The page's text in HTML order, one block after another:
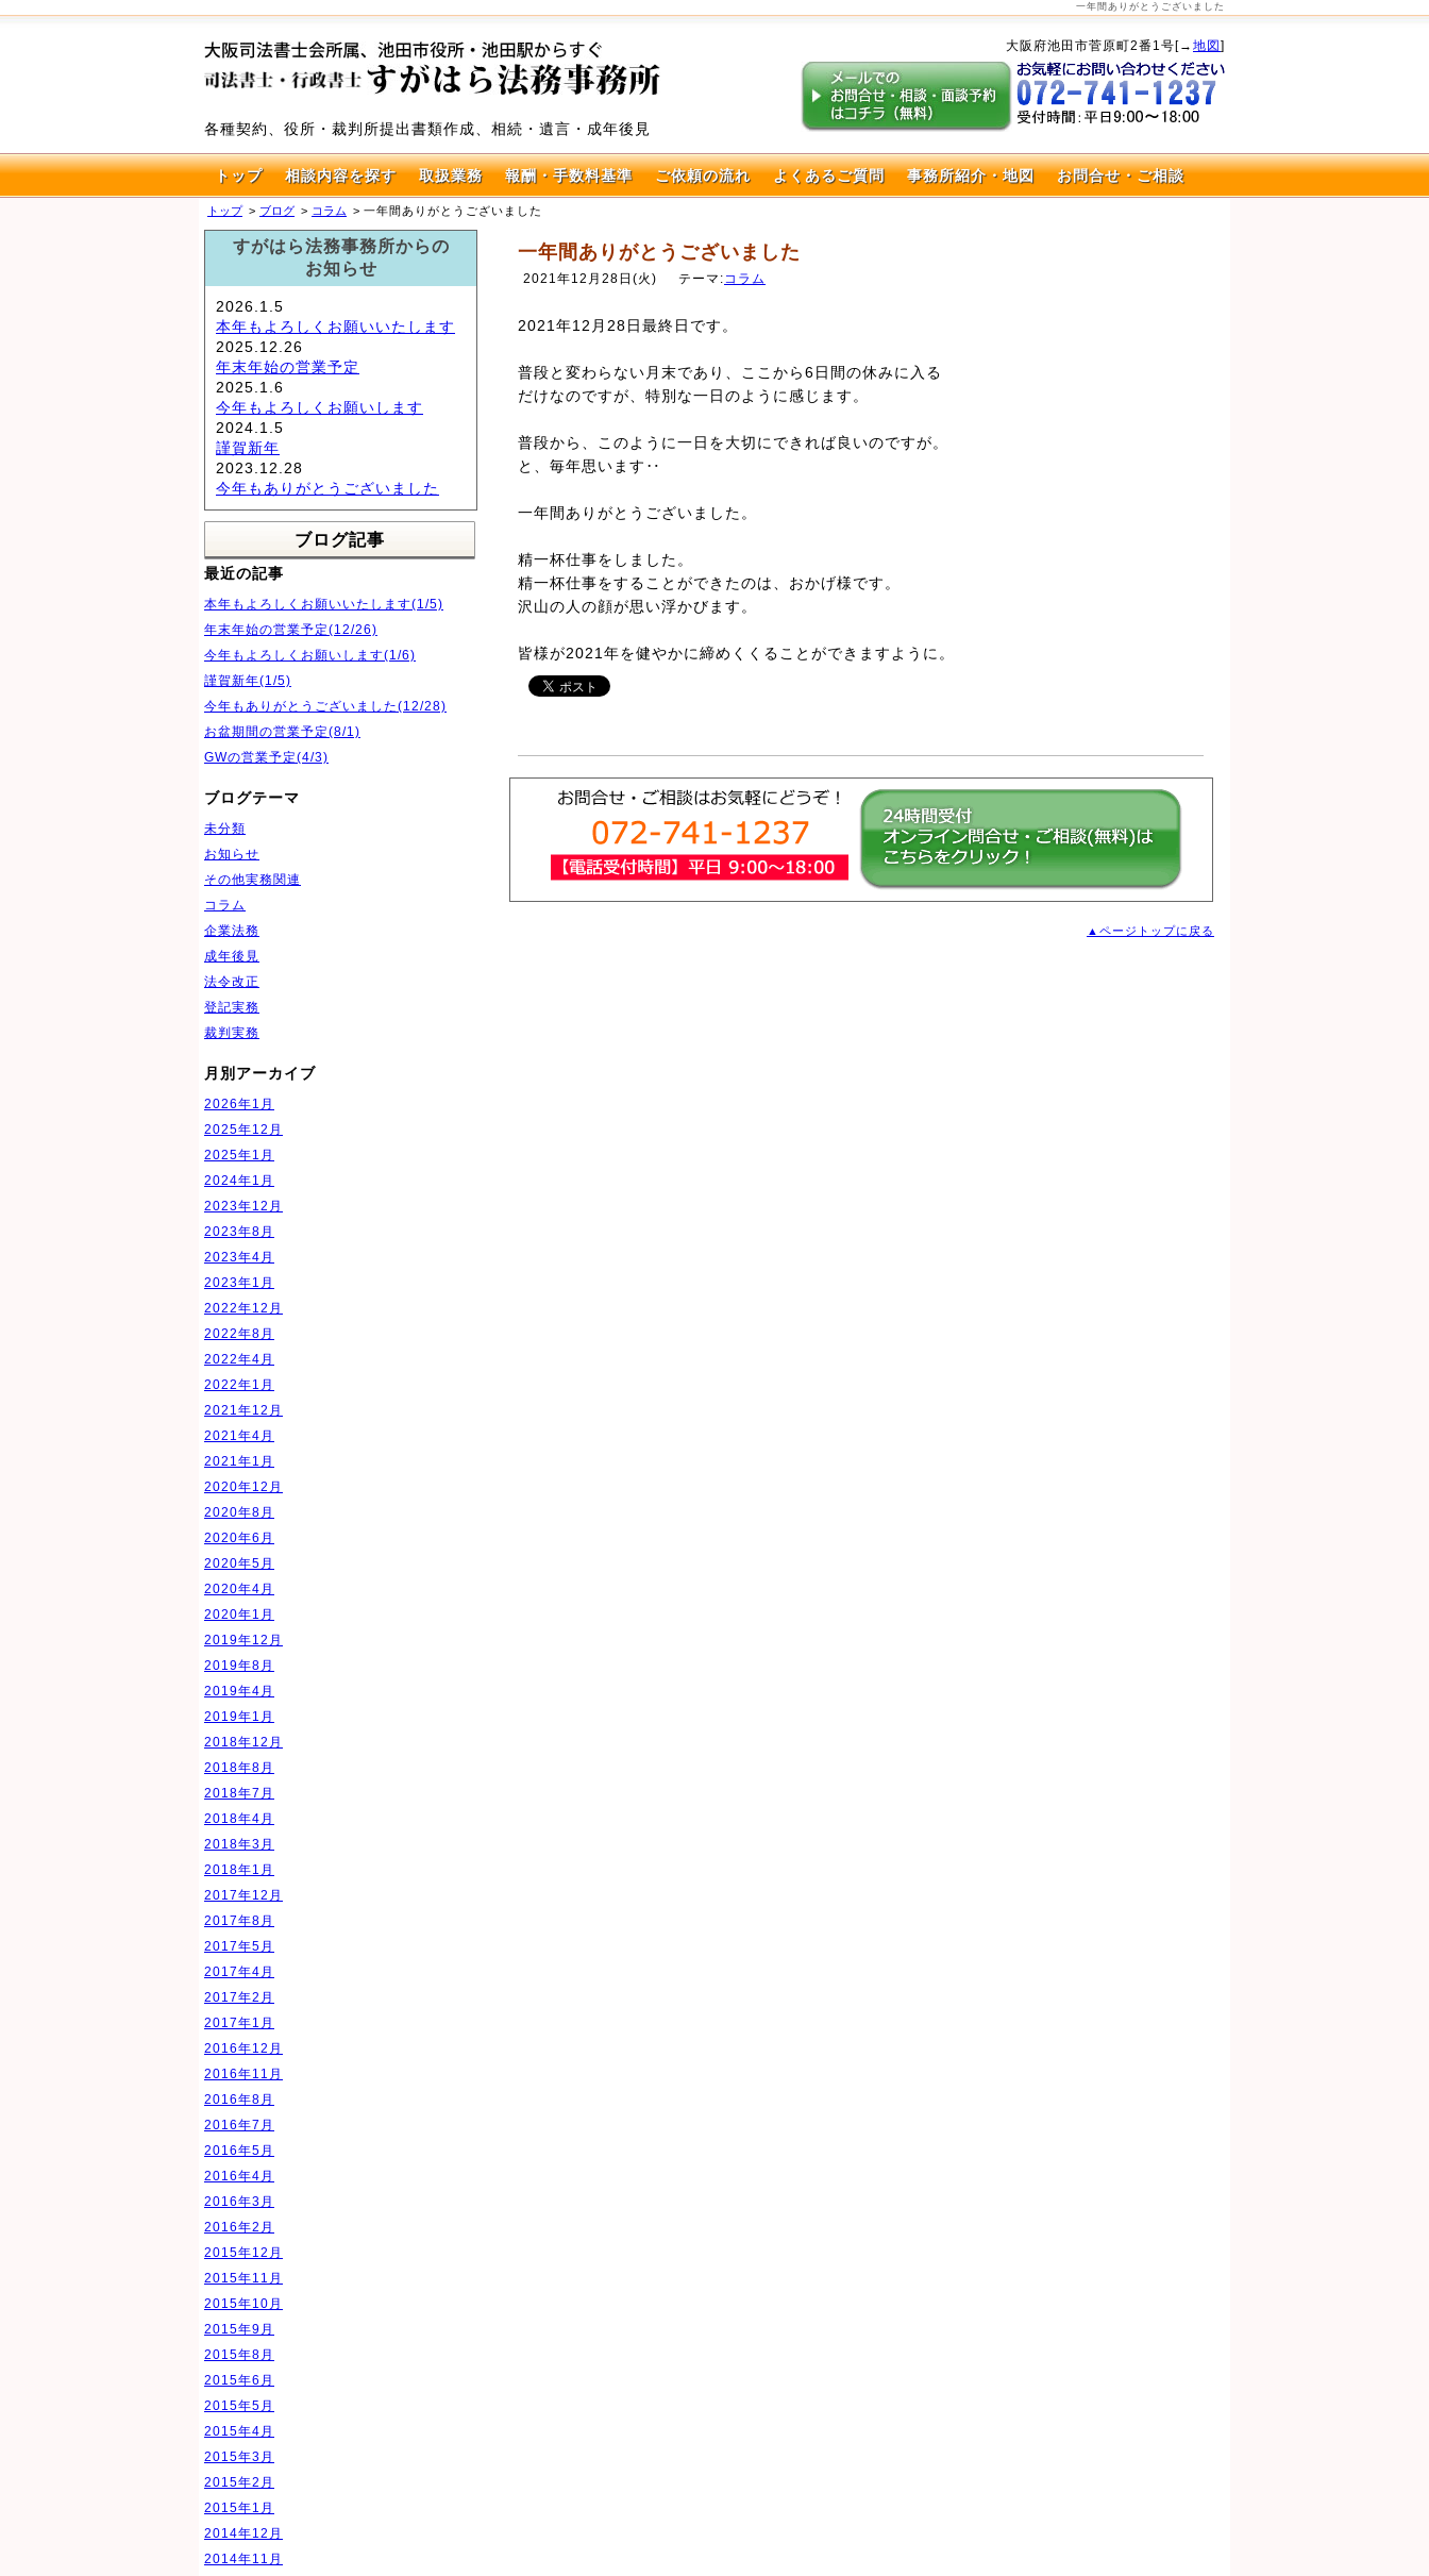
一年間ありがとうございました
各種契約、役所・裁判所提出書類作成、相続・遺言・成年後見
大阪府池田市菅原町2番1号[→ 地図 ]
トップ 相談内容を探す 取扱業務 報酬・手数料基準 ご依頼の流れ よくあるご質問 事務所紹介・地図 お問合せ・ご相談
トップ ブログ コラム 一年間ありがとうございました
一年間ありがとうございました
2021年12月28日(火) テーマ:コラム
2021年12月28日最終日です。
普段と変わらない月末であり、ここから6日間の休みに入る
だけなのですが、特別な一日のように感じます。
普段から、このように一日を大切にできれば良いのですが。
と、毎年思います‥
一年間ありがとうございました。
精一杯仕事をしました。
精一杯仕事をすることができたのは、おかげ様です。
沢山の人の顔が思い浮かびます。
皆様が2021年を健やかに締めくくることができますように。
▲ページトップに戻る
すがはら法務事務所からの
お知らせ
2026.1.5
本年もよろしくお願いいたします
2025.12.26
年末年始の営業予定
2025.1.6
今年もよろしくお願いします
2024.1.5
謹賀新年
2023.12.28
今年もありがとうございました
ブログ記事
最近の記事
本年もよろしくお願いいたします(1/5)
年末年始の営業予定(12/26)
今年もよろしくお願いします(1/6)
謹賀新年(1/5)
今年もありがとうございました(12/28)
お盆期間の営業予定(8/1)
GWの営業予定(4/3)
ブログテーマ
未分類
お知らせ
その他実務関連
コラム
企業法務
成年後見
法令改正
登記実務
裁判実務
月別アーカイブ
2026年1月
2025年12月
2025年1月
2024年1月
2023年12月
2023年8月
2023年4月
2023年1月
2022年12月
2022年8月
2022年4月
2022年1月
2021年12月
2021年4月
2021年1月
2020年12月
2020年8月
2020年6月
2020年5月
2020年4月
2020年1月
2019年12月
2019年8月
2019年4月
2019年1月
2018年12月
2018年8月
2018年7月
2018年4月
2018年3月
2018年1月
2017年12月
2017年8月
2017年5月
2017年4月
2017年2月
2017年1月
2016年12月
2016年11月
2016年8月
2016年7月
2016年5月
2016年4月
2016年3月
2016年2月
2015年12月
2015年11月
2015年10月
2015年9月
2015年8月
2015年6月
2015年5月
2015年4月
2015年3月
2015年2月
2015年1月
2014年12月
2014年11月